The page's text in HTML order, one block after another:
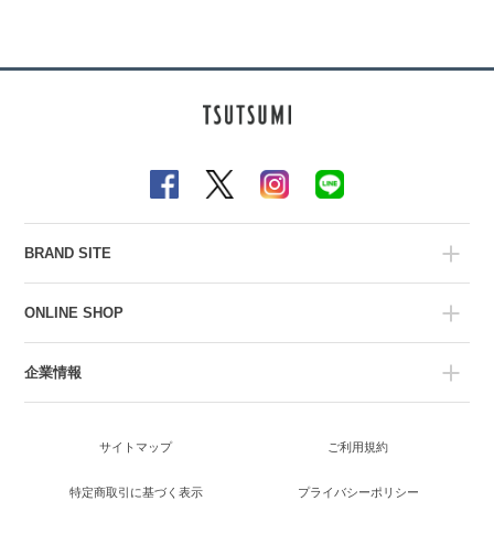
BRAND SITE
ONLINE SHOP
企業情報
サイトマップ ご利用規約
特定商取引に基づく表示 プライバシーポリシー